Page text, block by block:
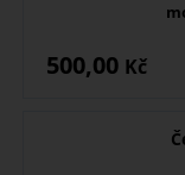
500,00 Kč